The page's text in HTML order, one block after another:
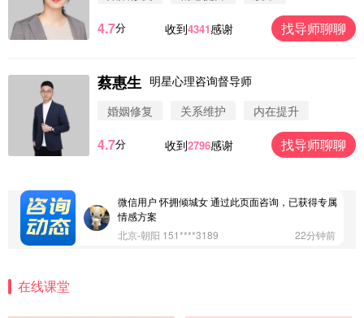
4.7分 收到4341感谢 找导师聊聊
蔡惠生 明星心理咨询督导师
婚姻修复
关系维护 内在提升
4.7分 收到2796感谢 找导师聊聊
32分钟前
微信用户 Vnno 通过此页面咨询，已获得专属情感方
微信用户 大太阳 通过此页面咨询，已获得专属情感
方案
微信用户 安康 通过此页面咨询，已获得专属情感方
微信用户 怀拥倾城女 通过此页面咨询，已获得专属
情感方案
北京-朝阳 151****3189
22分钟前
在线课堂